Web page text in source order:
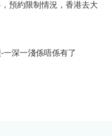
預約限制情況，香港去大
一深一淺係唔係有了